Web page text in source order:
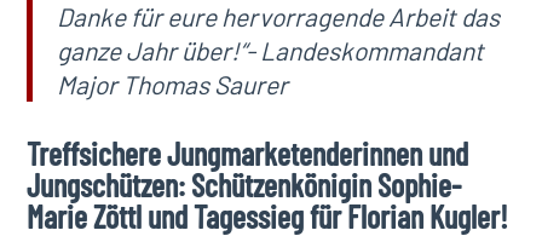
Danke für eure hervorragende Arbeit das
ganze Jahr über!“- Landeskommandant
Major Thomas Saurer
Treffsichere Jungmarketenderinnen und
Jungschützen: Schützenkönigin Sophie-
Marie Zöttl und Tagessieg für Florian Kugler!